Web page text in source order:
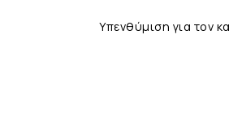
Υπενθύμιση για τον